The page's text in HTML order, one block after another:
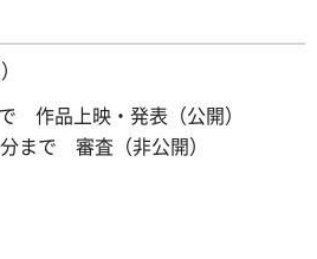
作品上映・発表（公開）
まで 審査（非公開）